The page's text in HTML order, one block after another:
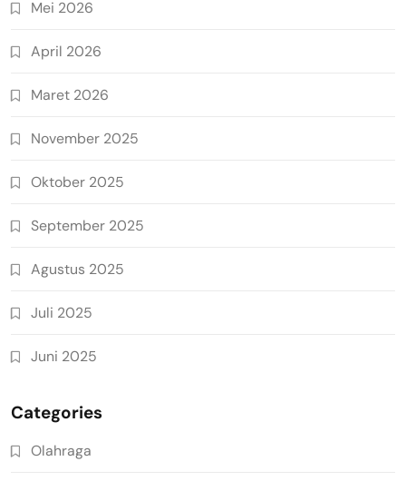
Mei 2026
April 2026
Maret 2026
November 2025
Oktober 2025
September 2025
Agustus 2025
Juli 2025
Juni 2025
Categories
Olahraga